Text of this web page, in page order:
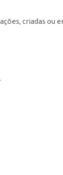
criadas ou